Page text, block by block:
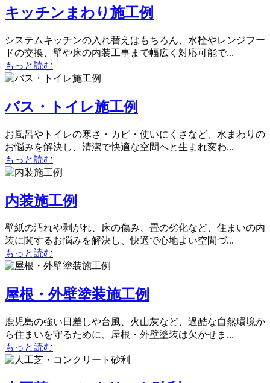
キッチンまわり施工例
システムキッチンの入れ替えはもちろん、水栓やレンジフー
ドの交換、壁や床の内装工事まで幅広く対応可能で...
もっと読む
バス・トイレ施工例
お風呂やトイレの寒さ・カビ・使いにくさなど、水まわりの
お悩みを解決し、清潔で快適な空間へと生まれ変わ...
もっと読む
内装施工例
壁紙の汚れや剥がれ、床の傷み、畳の劣化など、住まいの内
装に関するお悩みを解決し、快適で心地よい空間づ...
もっと読む
屋根・外壁塗装施工例
鹿児島の強い日差しや台風、火山灰など、過酷な自然環境か
ら住まいを守るために、屋根・外壁塗装は欠かせま...
もっと読む